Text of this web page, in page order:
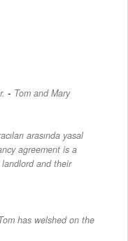
- Tom and Mary
arasında yasal
agreement is a
and their
has welshed on the